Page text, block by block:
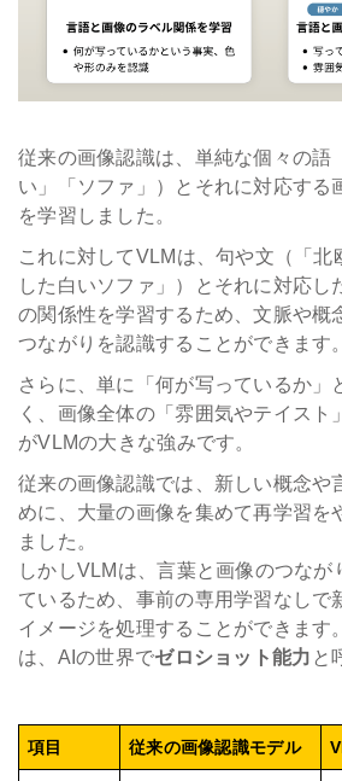
従来の画像認識は、単純な個々の語
い」「ソファ」）とそれに対応する
を学習しました。
これに対してVLMは、句や文（「北
した白いソファ」）とそれに対応し
の関係性を学習するため、文脈や概
つながりを認識することができます。
さらに、単に「何が写っているか」
く、画像全体の「雰囲気やテイスト
がVLMの大きな強みです。
従来の画像認識では、新しい概念や
めに、大量の画像を集めて再学習を
ました。
しかしVLMは、言葉と画像のつなが
ているため、事前の専用学習なしで
イメージを処理することができます
は、AIの世界でゼロショット能力 と
項目 従来の画像認識モデル